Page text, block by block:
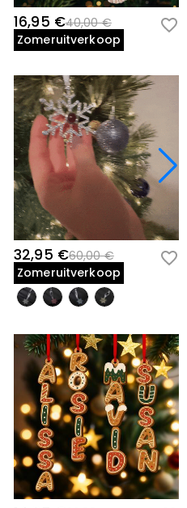
16,95 €40,00 €
Zomeruitverkoop
32,95 €60,00 €
Zomeruitverkoop